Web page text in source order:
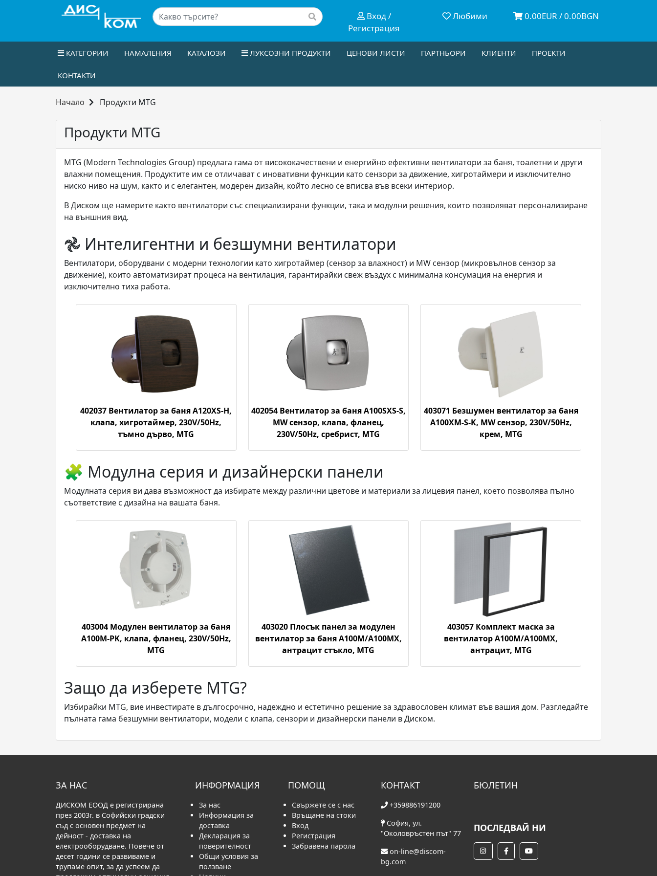
Вход /
Регистрация
Любими 0.00EUR / 0.00BGN
КАТЕГОРИИ НАМАЛЕНИЯ КАТАЛОЗИ ЛУКСОЗНИ ПРОДУКТИ ЦЕНОВИ ЛИСТИ ПАРТНЬОРИ КЛИЕНТИ ПРОЕКТИ
КОНТАКТИ
Начало Продукти MTG
Продукти MTG
MTG (Modern Technologies Group) предлага гама от висококачествени и енергийно ефективни вентилатори за баня, тоалетни и други
влажни помещения. Продуктите им се отличават с иновативни функции като сензори за движение, хигротаймери и изключително
ниско ниво на шум, както и с елегантен, модерен дизайн, който лесно се вписва във всеки интериор.
В Диском ще намерите както вентилатори със специализирани функции, така и модулни решения, които позволяват персонализиране
на външния вид.
𖣘 Интелигентни и безшумни вентилатори
Вентилатори, оборудвани с модерни технологии като хигротаймер (сензор за влажност) и MW сензор (микровълнов сензор за
движение), които автоматизират процеса на вентилация, гарантирайки свеж въздух с минимална консумация на енергия и
изключително тиха работа.
402037 Вентилатор за баня A120XS-H,
клапа, хигротаймер, 230V/50Hz,
тъмно дърво, MTG
402054 Вентилатор за баня A100SXS-S,
MW сензор, клапа, фланец,
230V/50Hz, сребрист, MTG
403071 Безшумен вентилатор за баня
A100XM-S-K, MW сензор, 230V/50Hz,
крем, MTG
🧩 Модулна серия и дизайнерски панели
Модулната серия ви дава възможност да избирате между различни цветове и материали за лицевия панел, което позволява пълно
съответствие с дизайна на вашата баня.
403004 Модулен вентилатор за баня
A100M-PK, клапа, фланец, 230V/50Hz,
MTG
403020 Плосък панел за модулен
вентилатор за баня A100M/A100MX,
антрацит стъкло, MTG
403057 Комплект маска за
вентилатор A100M/A100MX,
антрацит, MTG
Защо да изберете MTG?
Избирайки MTG, вие инвестирате в дългосрочно, надеждно и естетично решение за здравословен климат във вашия дом. Разгледайте
пълната гама безшумни вентилатори, модели с клапа, сензори и дизайнерски панели в Диском.
ЗА НАС
ДИСКОМ ЕООД е регистрирана
през 2003г. в Софийски градски
съд с основен предмет на
дейност - доставка на
електрооборудване. Повече от
десет години се развиваме и
трупаме опит, за да успеем да
ИНФОРМАЦИЯ
За нас
Информация за
доставка
Декларация за
поверителност
Общи условия за
ползване
ПОМОЩ
Свържете се с нас
Връщане на стоки
Вход
Регистрация
Забравена парола
КОНТАКТ
+359886191200
София, ул.
"Околовръстен път" 77
on-line@discom-
bg.com
БЮЛЕТИН
ПОСЛЕДВАЙ НИ